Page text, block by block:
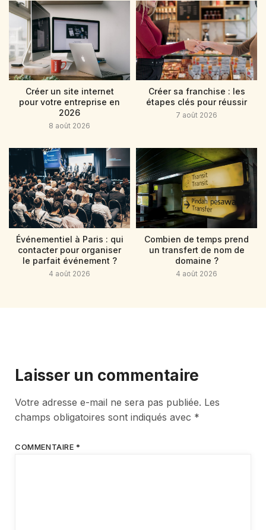
Créer un site internet
pour votre entreprise en
2026
8 août 2026
Créer sa franchise : les
étapes clés pour réussir
7 août 2026
Événementiel à Paris : qui
contacter pour organiser
le parfait événement ?
4 août 2026
Combien de temps prend
un transfert de nom de
domaine ?
4 août 2026
Laisser un commentaire
Votre adresse e-mail ne sera pas publiée. Les
champs obligatoires sont indiqués avec *
COMMENTAIRE*